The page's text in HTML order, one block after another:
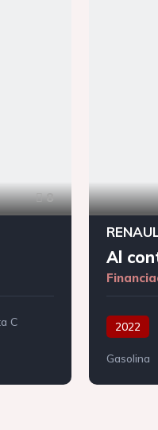
8
Al
2022
Gasolina